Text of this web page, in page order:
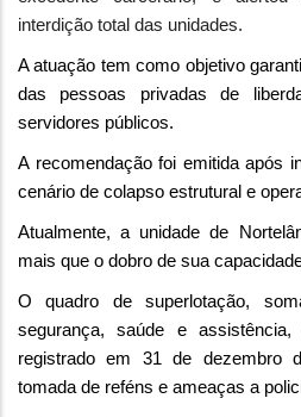
interdição total das unidades.
A atuação tem como objetivo
das pessoas privadas de
servidores públicos.
A recomendação foi emitida após
cenário de colapso estrutural e
Atualmente, a unidade de
mais que o dobro de sua
O quadro de superlotação,
segurança, saúde e
registrado em 31 de dezembro
tomada de reféns e ameaças a